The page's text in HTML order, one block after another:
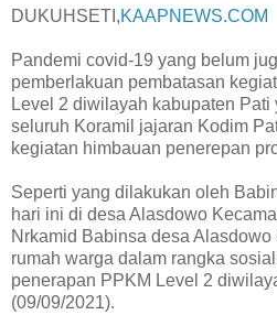
DUKUHSETI,KAAPNEWS.COM
Pandemi covid-19 yang belum
pemberlakuan pembatasan
Level 2 diwilayah kabupaten
seluruh Koramil jajaran Kodim
kegiatan himbauan penerepan
Seperti yang dilakukan oleh
hari ini di desa Alasdowo
Nrkamid Babinsa desa
rumah warga dalam rangka
penerapan PPKM Level 2
(09/09/2021).